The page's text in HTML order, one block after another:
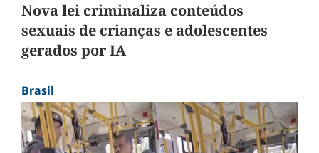
Nova lei criminaliza conteúdos
sexuais de crianças e adolescentes
gerados por IA
Brasil